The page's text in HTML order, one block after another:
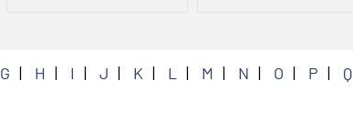
G H I J K L M N O P Q